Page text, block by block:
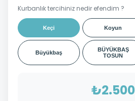
Kurbanlık tercihiniz nedir efendim ?
Keçi Koyun
Büyükbaş
BÜYÜKBAŞ
TOSUN
₺2.500